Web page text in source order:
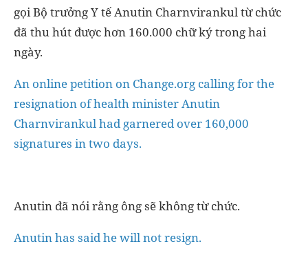
gọi Bộ trưởng Y tế Anutin Charnvirankul từ chức
đã thu hút được hơn 160.000 chữ ký trong hai
ngày.
An online petition on Change.org calling for the
resignation of health minister Anutin
Charnvirankul had garnered over 160,000
signatures in two days.
Anutin đã nói rằng ông sẽ không từ chức.
Anutin has said he will not resign.